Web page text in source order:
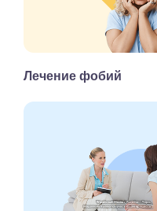
Лечение фобий